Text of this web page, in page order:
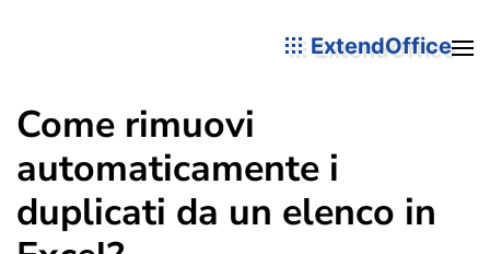
ExtendOffice
Come rimuovi
automaticamente i
duplicati da un elenco in